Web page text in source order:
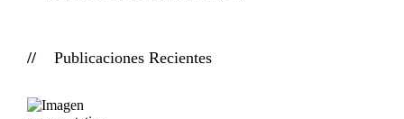
Publicaciones Recientes